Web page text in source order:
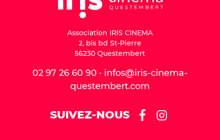
Association IRIS CINEMA
2, bis bd St-Pierre
56230 Questembert
02 97 26 60 90 · infos@iris-cinema-
questembert.com
SUIVEZ-NOUS